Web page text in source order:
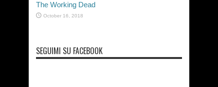
The Working Dead
October 16, 2018
SEGUIMI SU FACEBOOK